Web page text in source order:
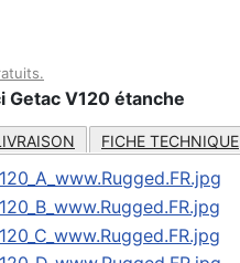
Getac V120 étanche
FICHE TECHNIQUE